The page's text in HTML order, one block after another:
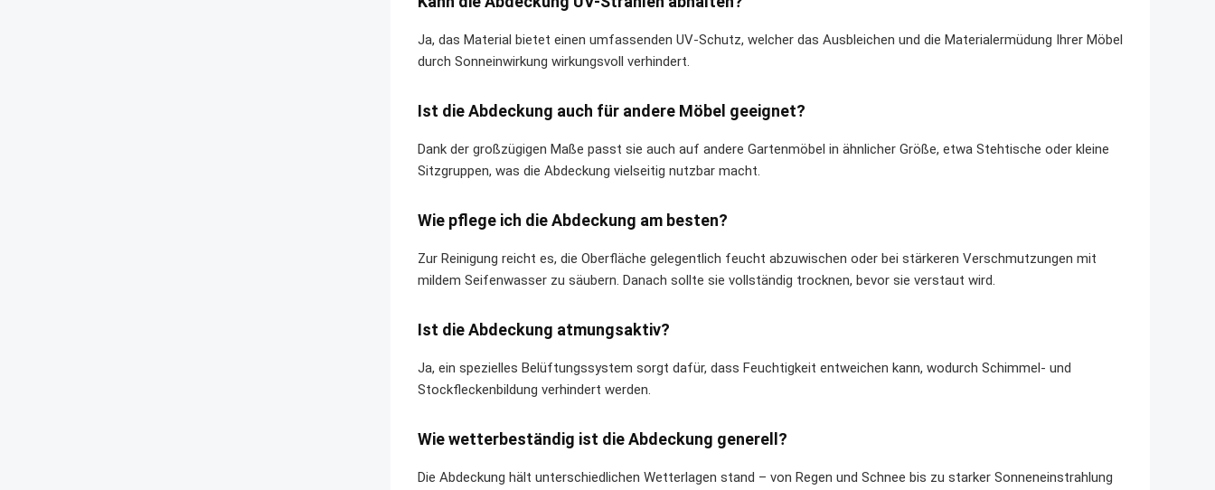
Ja, das Material bietet einen umfassenden UV-Schutz, welcher das Ausbleichen und die Materialermüdung Ihrer Möbel
durch Sonneinwirkung wirkungsvoll verhindert.
Ist die Abdeckung auch für andere Möbel geeignet?
Dank der großzügigen Maße passt sie auch auf andere Gartenmöbel in ähnlicher Größe, etwa Stehtische oder kleine
Sitzgruppen, was die Abdeckung vielseitig nutzbar macht.
Wie pflege ich die Abdeckung am besten?
Zur Reinigung reicht es, die Oberfläche gelegentlich feucht abzuwischen oder bei stärkeren Verschmutzungen mit
mildem Seifenwasser zu säubern. Danach sollte sie vollständig trocknen, bevor sie verstaut wird.
Ist die Abdeckung atmungsaktiv?
Ja, ein spezielles Belüftungssystem sorgt dafür, dass Feuchtigkeit entweichen kann, wodurch Schimmel- und
Stockfleckenbildung verhindert werden.
Wie wetterbeständig ist die Abdeckung generell?
Die Abdeckung hält unterschiedlichen Wetterlagen stand – von Regen und Schnee bis zu starker Sonneneinstrahlung